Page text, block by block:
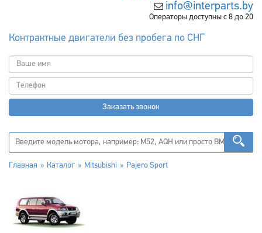
info@interparts.by
Операторы доступны с 8 до 20
Контрактные двигатели без пробега по СНГ
Заказать звонок
Главная Каталог Mitsubishi Pajero Sport